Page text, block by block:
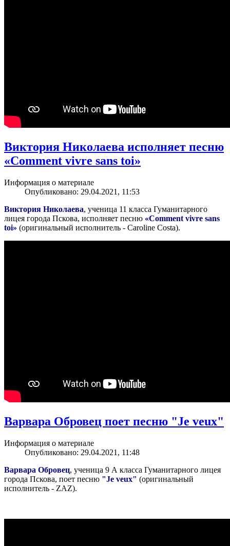
Виктория Николаева исполняет песню
«Comment vivre sans toi»
Информация о материале
Опубликовано: 29.04.2021, 11:53
Виктория Николаева, ученица 11 класса Гуманитарного
лицея города Пскова, исполняет песню «Comment vivre sans
toi» (оригинальный исполнитель - Caroline Costa).
Варвара Обровец поет песню "Je veux"
Информация о материале
Опубликовано: 29.04.2021, 11:48
Варвара Обровец, ученица 9 А класса Гуманитарного лицея
города Пскова, поет песню "Je veux" (оригинальный
исполнитель - ZAZ).